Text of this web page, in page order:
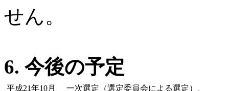
せん。
6. 今後の予定
平成21年10月
一次選定（選定委員会による選定）、